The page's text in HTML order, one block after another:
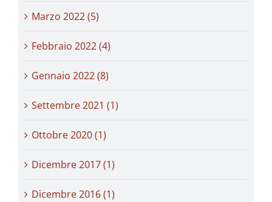
Marzo 2022 (5)
Febbraio 2022 (4)
Gennaio 2022 (8)
Settembre 2021 (1)
Ottobre 2020 (1)
Dicembre 2017 (1)
Dicembre 2016 (1)